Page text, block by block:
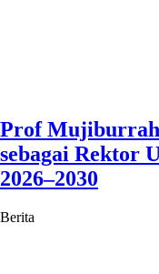
Prof
sebagai Rektor
2026–2030
Berita